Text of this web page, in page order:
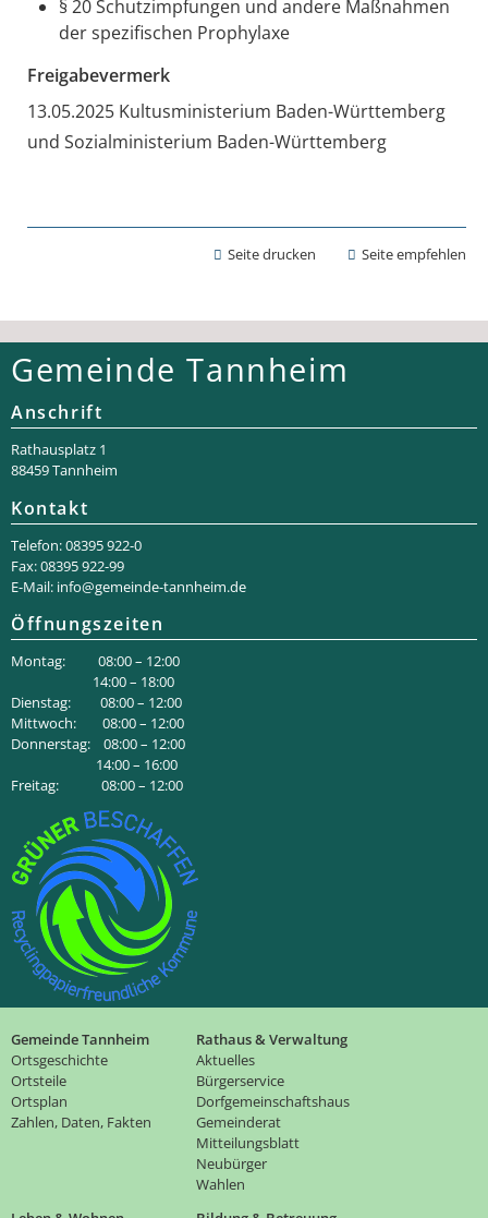
§ 20 Schutzimpfungen und andere Maßnahmen
der spezifischen Prophylaxe
Freigabevermerk
13.05.2025Kultusministerium Baden-Württemberg
und Sozialministerium Baden-Württemberg
Seite drucken Seite empfehlen
Gemeinde Tannheim
Anschrift
Rathaus­platz 1
88459 Tannheim
Kontakt
Telefon: 08395 922-0
Fax: 08395 922-99
E-Mail: info@gemeinde-tannheim.de
Öffnungszeiten
Montag: 08:00 – 12:00
14:00 – 18:00
Dienstag: 08:00 – 12:00
Mittwoch: 08:00 – 12:00
Donnerstag: 08:00 – 12:00
14:00 – 16:00
Freitag: 08:00 – 12:00
Gemeinde Tannheim
Ortsgeschichte
Ortsteile
Ortsplan
Zahlen, Daten, Fakten
Rathaus & Verwaltung
Aktuelles
Bürgerservice
Dorfgemeinschaftshaus
Gemeinderat
Mitteilungsblatt
Neubürger
Wahlen